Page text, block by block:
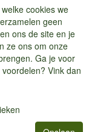
cookies we
geen
ons de site en je
ze ons om onze
Ga je voor
Vink dan